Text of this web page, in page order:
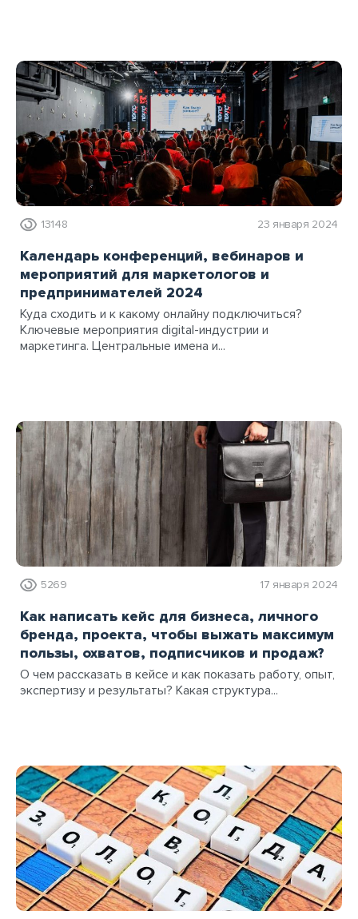
13148 23 января 2024
Календарь конференций, вебинаров и
мероприятий для маркетологов и
предпринимателей 2024
Куда сходить и к какому онлайну подключиться?
Ключевые мероприятия digital-индустрии и
маркетинга. Центральные имена и...
5269 17 января 2024
Как написать кейс для бизнеса, личного
бренда, проекта, чтобы выжать максимум
пользы, охватов, подписчиков и продаж?
О чем рассказать в кейсе и как показать работу, опыт,
экспертизу и результаты? Какая структура...